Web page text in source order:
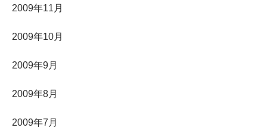
2009年11月
2009年10月
2009年9月
2009年8月
2009年7月